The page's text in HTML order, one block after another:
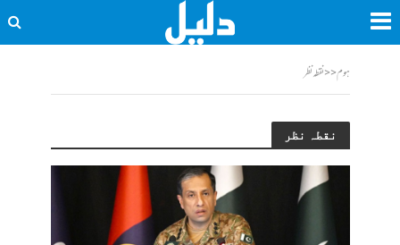
ہوم<<نقطہ نظر
نقطہ نظر